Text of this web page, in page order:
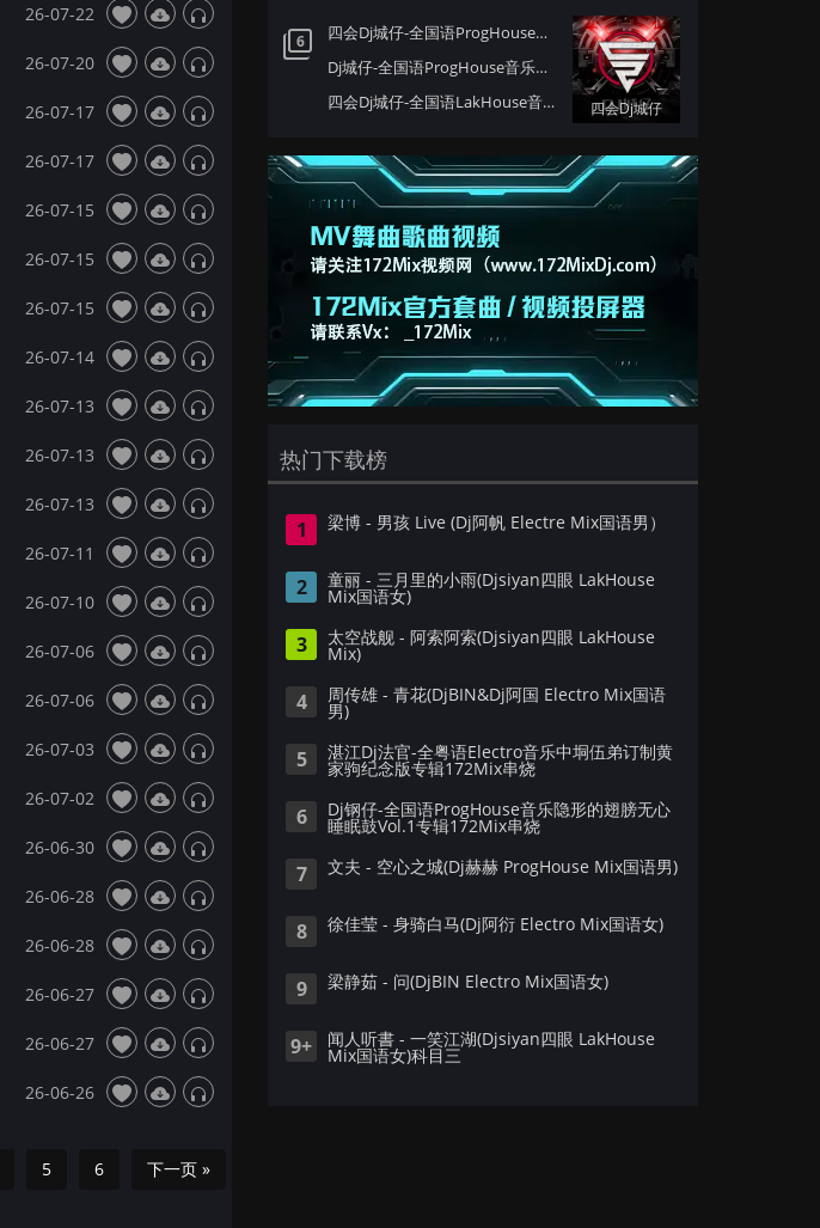
26-07-22
26-07-20
26-07-17
26-07-17
26-07-15
26-07-15
26-07-15
26-07-14
26-07-13
26-07-13
26-07-13
26-07-11
26-07-10
26-07-06
26-07-06
26-07-03
26-07-02
26-06-30
26-06-28
26-06-28
26-06-27
26-06-27
26-06-26
5 6 下一页 »
6
四会Dj城仔-全国语ProgHouse音乐秋风落叶背着风流泪伤感专辑172Mix串烧
Dj城仔-全国语ProgHouse音乐80后专属女声至少还有你情歌专辑172Mix串烧
四会Dj城仔-全国语LakHouse音乐精选超弹系列我的楼兰专辑172Mix串烧
四会Dj城仔
热门下载榜
1 梁博 - 男孩 Live (Dj阿帆 Electre Mix国语男）
2 童丽 - 三月里的小雨(Djsiyan四眼 LakHouse
Mix国语女)
3 太空战舰 - 阿索阿索(Djsiyan四眼 LakHouse
Mix)
4 周传雄 - 青花(DjBIN&Dj阿国 Electro Mix国语
男)
5 湛江Dj法官-全粤语Electro音乐中垌伍弟订制黄
家驹纪念版专辑172Mix串烧
6 Dj钢仔-全国语ProgHouse音乐隐形的翅膀无心
睡眠鼓Vol.1专辑172Mix串烧
7 文夫 - 空心之城(Dj赫赫 ProgHouse Mix国语男)
8 徐佳莹 - 身骑白马(Dj阿衍 Electro Mix国语女)
9 梁静茹 - 问(DjBIN Electro Mix国语女)
9+ 闻人听書 - 一笑江湖(Djsiyan四眼 LakHouse
Mix国语女)科目三